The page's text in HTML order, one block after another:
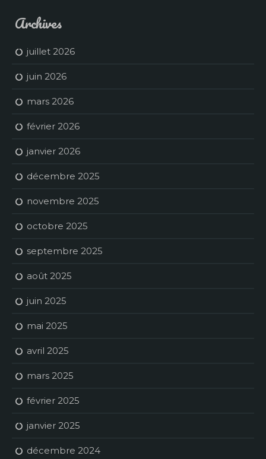
Archives
juillet 2026
juin 2026
mars 2026
février 2026
janvier 2026
décembre 2025
novembre 2025
octobre 2025
septembre 2025
août 2025
juin 2025
mai 2025
avril 2025
mars 2025
février 2025
janvier 2025
décembre 2024